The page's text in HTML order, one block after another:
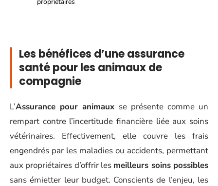
Les bénéfices d’une assurance
santé pour les animaux de
compagnie
L’Assurance pour animaux se présente comme un
rempart contre l’incertitude financière liée aux soins
vétérinaires. Effectivement, elle couvre les frais
engendrés par les maladies ou accidents, permettant
aux propriétaires d’offrir les meilleurs soins possibles
sans émietter leur budget. Conscients de l’enjeu, les